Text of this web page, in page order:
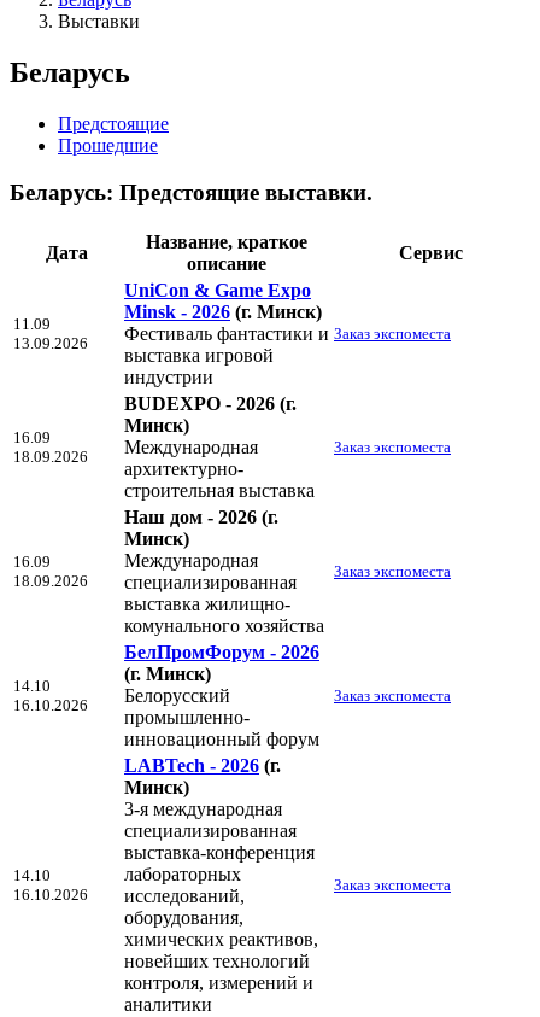
Выставки
Беларусь
Предстоящие
Прошедшие
Беларусь: Предстоящие выставки.
Дата
Название, краткое
описание
Сервис
11.09
13.09.2026
UniCon & Game Expo
Minsk - 2026 (г. Минск)
Фестиваль фантастики и
выставка игровой
индустрии
Заказ экспоместа
16.09
18.09.2026
BUDEXPO - 2026 (г.
Минск)
Международная
архитектурно-
строительная выставка
Заказ экспоместа
16.09
18.09.2026
Наш дом - 2026 (г.
Минск)
Международная
специализированная
выставка жилищно-
комунального хозяйства
Заказ экспоместа
14.10
16.10.2026
БелПромФорум - 2026
(г. Минск)
Белорусский
промышленно-
инновационный форум
Заказ экспоместа
14.10
16.10.2026
LABTech - 2026 (г.
Минск)
3-я международная
специализированная
выставка-конференция
лабораторных
исследований,
оборудования,
химических реактивов,
новейших технологий
контроля, измерений и
аналитики
Заказ экспоместа